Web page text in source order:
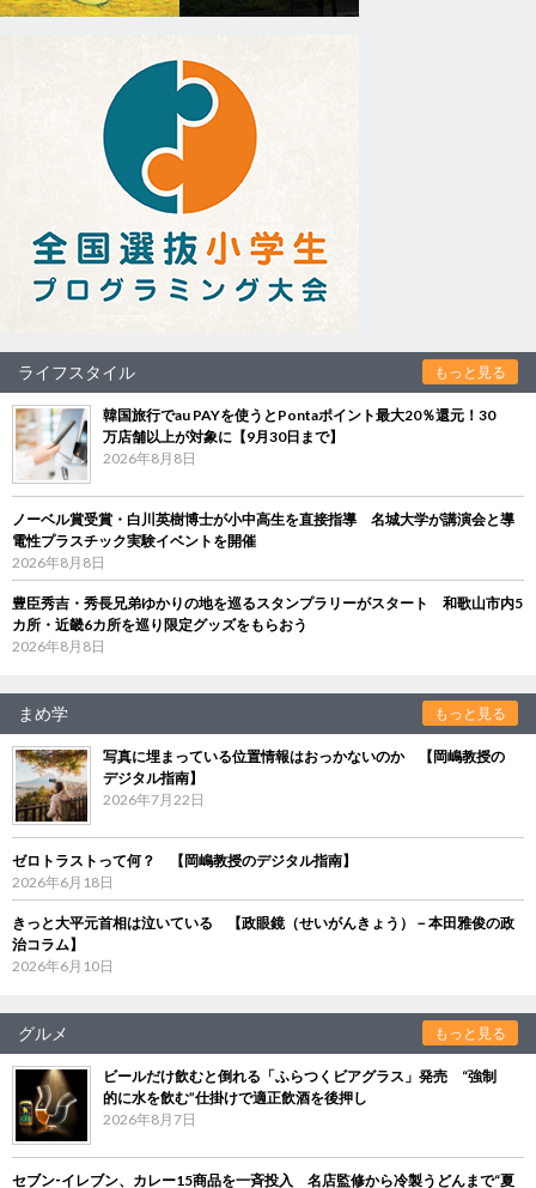
ライフスタイル もっと見る
韓国旅行でau PAYを使うとPontaポイント最大20％還元！30
万店舗以上が対象に【9月30日まで】
2026年8月8日
ノーベル賞受賞・白川英樹博士が小中高生を直接指導 名城大学が講演会と導
電性プラスチック実験イベントを開催
2026年8月8日
豊臣秀吉・秀長兄弟ゆかりの地を巡るスタンプラリーがスタート 和歌山市内5
カ所・近畿6カ所を巡り限定グッズをもらおう
2026年8月8日
まめ学 もっと見る
写真に埋まっている位置情報はおっかないのか 【岡嶋教授の
デジタル指南】
2026年7月22日
ゼロトラストって何？ 【岡嶋教授のデジタル指南】
2026年6月18日
きっと大平元首相は泣いている 【政眼鏡（せいがんきょう）－本田雅俊の政
治コラム】
2026年6月10日
グルメ もっと見る
ビールだけ飲むと倒れる「ふらつくビアグラス」発売 “強制
的に水を飲む”仕掛けで適正飲酒を後押し
2026年8月7日
セブン‐イレブン、カレー15商品を一斉投入 名店監修から冷製うどんまで“夏